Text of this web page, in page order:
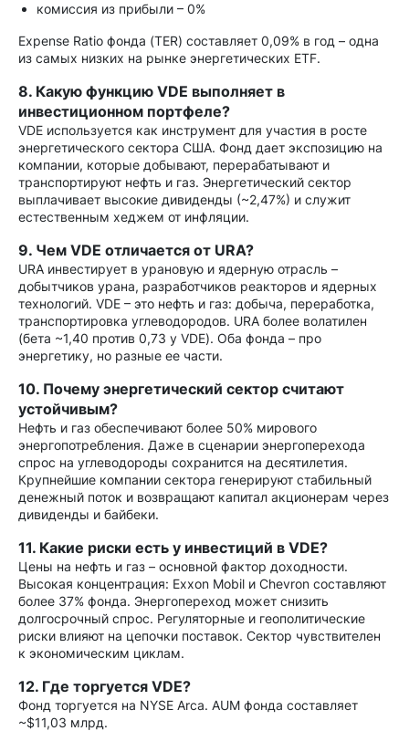
комиссия из прибыли – 0%
Expense Ratio фонда (TER) составляет 0,09% в год – одна
из самых низких на рынке энергетических ETF.
8. Какую функцию VDE выполняет в
инвестиционном портфеле?
VDE используется как инструмент для участия в росте
энергетического сектора США. Фонд дает экспозицию на
компании, которые добывают, перерабатывают и
транспортируют нефть и газ. Энергетический сектор
выплачивает высокие дивиденды (~2,47%) и служит
естественным хеджем от инфляции.
9. Чем VDE отличается от URA?
URA инвестирует в урановую и ядерную отрасль –
добытчиков урана, разработчиков реакторов и ядерных
технологий. VDE – это нефть и газ: добыча, переработка,
транспортировка углеводородов. URA более волатилен
(бета ~1,40 против 0,73 у VDE). Оба фонда – про
энергетику, но разные ее части.
10. Почему энергетический сектор считают
устойчивым?
Нефть и газ обеспечивают более 50% мирового
энергопотребления. Даже в сценарии энергоперехода
спрос на углеводороды сохранится на десятилетия.
Крупнейшие компании сектора генерируют стабильный
денежный поток и возвращают капитал акционерам через
дивиденды и байбеки.
11. Какие риски есть у инвестиций в VDE?
Цены на нефть и газ – основной фактор доходности.
Высокая концентрация: Exxon Mobil и Chevron составляют
более 37% фонда. Энергопереход может снизить
долгосрочный спрос. Регуляторные и геополитические
риски влияют на цепочки поставок. Сектор чувствителен
к экономическим циклам.
12. Где торгуется VDE?
Фонд торгуется на NYSE Arca. AUM фонда составляет
~$11,03 млрд.